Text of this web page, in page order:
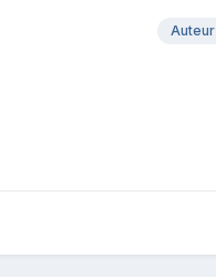
Auteur